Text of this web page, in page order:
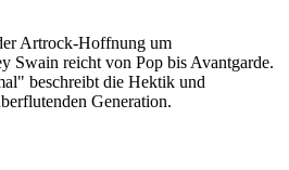
Artrock-Hoffnung um
Swain reicht von Pop bis Avantgarde.
beschreibt die Hektik und
Generation.